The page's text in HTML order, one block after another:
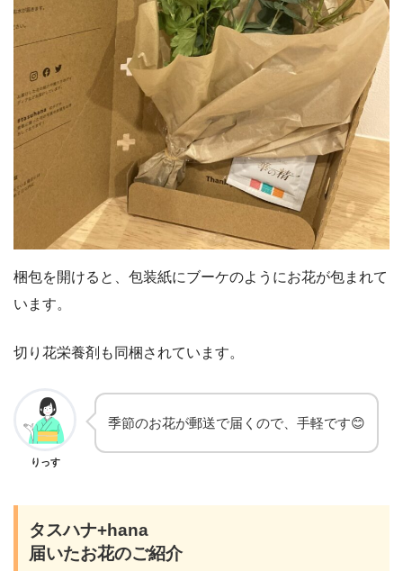
梱包を開けると、包装紙にブーケのようにお花が包まれて
います。
切り花栄養剤も同梱されています。
りっす
季節のお花が郵送で届くので、手軽です😊
タスハナ+hana
届いたお花のご紹介